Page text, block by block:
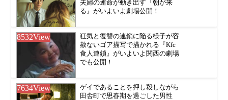
夫婦の運命が動き出す『朝が来
る』がいよいよ劇場公開！
8532View
狂気と復讐の連鎖に陥る様子が容
赦ないゴア描写で描かれる『Kfc
食人連鎖』がいよいよ関西の劇場
でも公開！
7634View
ゲイであることを押し殺しながら
田舎町で思春期を過ごした男性